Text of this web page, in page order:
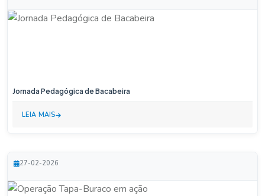
Jornada Pedagógica de Bacabeira
LEIA MAIS
27-02-2026